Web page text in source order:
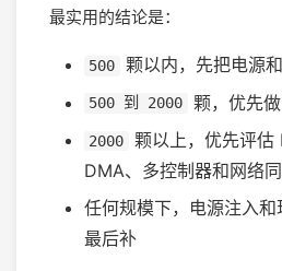
最实用的结论是：
500 颗以内，先把电源
500 到 2000 颗，优先
2000
颗以上，优先评
DMA、多控制器和网络
任何规模下，电源注入和
最后补